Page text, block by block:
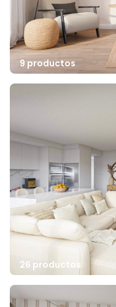
9 productos
26 productos